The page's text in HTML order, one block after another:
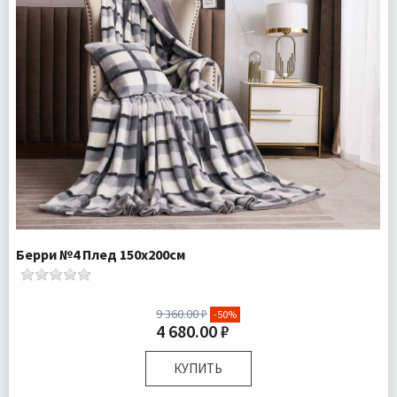
Берри №4 Плед 150х200см
9 360.00 ₽ -50%
4 680.00 ₽
КУПИТЬ